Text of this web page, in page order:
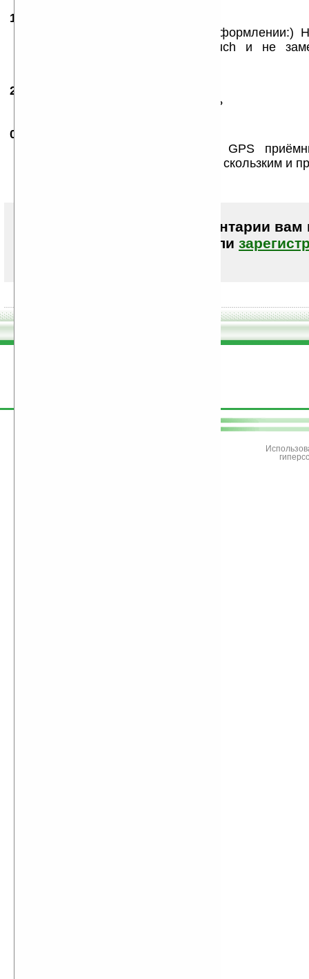
19.11.2007
Да уж,такой апаратик в новом оформлении:)
проца... я себе купил НТС тouch и не
23.11.2007
Блин так сколько он без контракта?
05.02.2008
Аппаратик стильный, жаль, без GPS
Carphone поюзал, правда, кажется скользким и
Чтобы писать комментарии вам
или